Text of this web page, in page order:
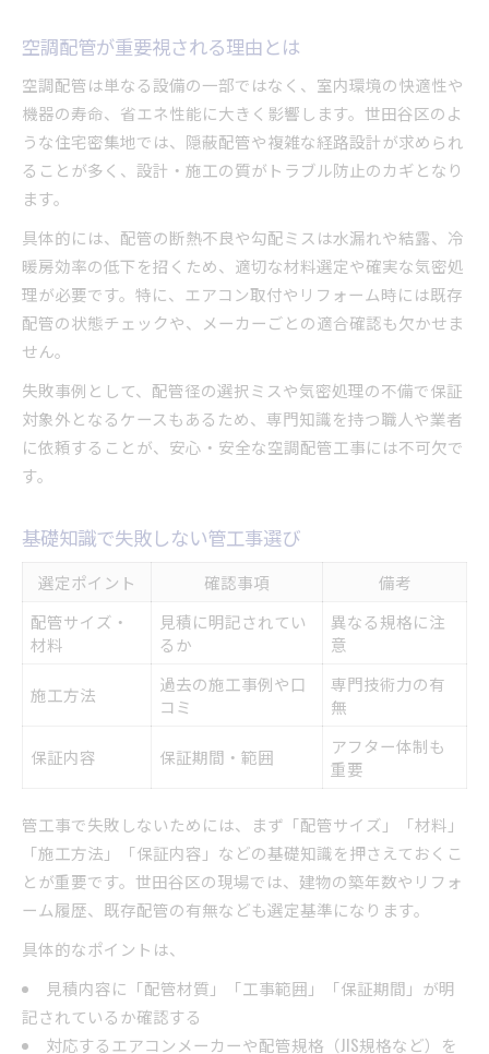
アフターサービスの重要性を考える
空調配管が重要視される理由とは
空調配管は単なる設備の一部ではなく、室内環境の快適性や
機器の寿命、省エネ性能に大きく影響します。世田谷区のよ
うな住宅密集地では、隠蔽配管や複雑な経路設計が求められ
ることが多く、設計・施工の質がトラブル防止のカギとなり
ます。
具体的には、配管の断熱不良や勾配ミスは水漏れや結露、冷
暖房効率の低下を招くため、適切な材料選定や確実な気密処
理が必要です。特に、エアコン取付やリフォーム時には既存
配管の状態チェックや、メーカーごとの適合確認も欠かせま
せん。
失敗事例として、配管径の選択ミスや気密処理の不備で保証
対象外となるケースもあるため、専門知識を持つ職人や業者
に依頼することが、安心・安全な空調配管工事には不可欠で
す。
基礎知識で失敗しない管工事選び
選定ポイント 確認事項
備考
配管サイズ・
材料
見積に明記されてい
るか
異なる規格に注
意
施工方法
過去の施工事例や口
コミ
専門技術力の有
無
保証内容 保証期間・範囲
アフター体制も
重要
管工事で失敗しないためには、まず「配管サイズ」「材料」
「施工方法」「保証内容」などの基礎知識を押さえておくこ
とが重要です。世田谷区の現場では、建物の築年数やリフォ
ーム履歴、既存配管の有無なども選定基準になります。
具体的なポイントは、
見積内容に「配管材質」「工事範囲」「保証期間」が明
記されているか確認する
対応するエアコンメーカーや配管規格（JIS規格など）を